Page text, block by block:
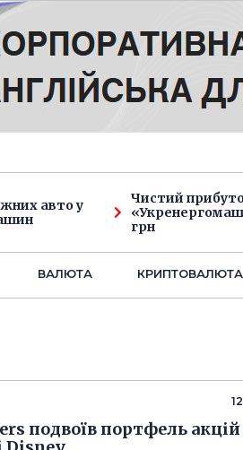
авто у
Чистий
грн
ВАЛЮТА КРИПТОВАЛЮТА
подвоїв портфель